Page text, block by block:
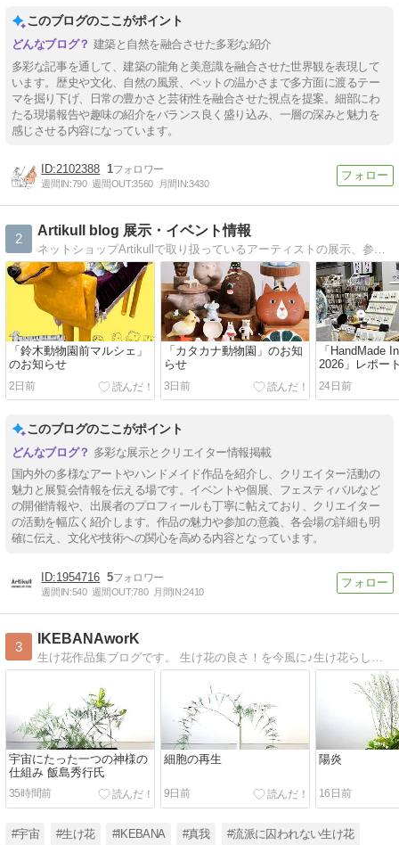
このブログのここがポイント
建築と自然を融合させた多彩な紹介
多彩な記事を通して、建築の龍角と美意識を融合させた世界観を表現して
います。歴史や文化、自然の風景、ペットの温かさまで多方面に渡るテー
マを掘り下げ、日常の豊かさと芸術性を融合させた視点を提案。細部にわ
たる現場報告や趣味の紹介をバランス良く盛り込み、一層の深みと魅力を
感じさせる内容になっています。
2102388 1
週間IN:790 週間OUT:3560 月間IN:3430
2
Artikull blog 展示・イベント情報
ネットショップArtikullで取り扱っているアーティストの展示、参加イベント、ワークショップなどの情報を紹介していきます。
「鈴木動物園前マルシェ」
のお知らせ
2日前
「カタカナ動物園」のお知
らせ
3日前
「HandMade
2026」レポー
24日前
このブログのここがポイント
多彩な展示とクリエイター情報掲載
国内外の多様なアートやハンドメイド作品を紹介し、クリエイター活動の
魅力と展覧会情報を伝える場です。イベントや個展、フェスティバルなど
の開催情報や、出展者のプロフィールも丁寧に帖えており、クリエイター
の活動を幅広く紹介します。作品の魅力や参加の意義、各会場の詳細も明
確に伝え、文化や技術への関心を高める内容となっています。
1954716 5
週間IN:540 週間OUT:780 月間IN:2410
3
IKEBANAworK
宇宙にたった一つの神様の
仕組み 飯島秀行氏
35時間前
細胞の再生
9日前
陽炎
16日前
#宇宙 #生け花 #IKEBANA #真我 #流派に囚われない生け花